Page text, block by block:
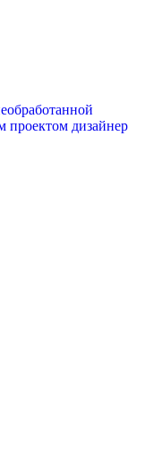
проектом дизайнер